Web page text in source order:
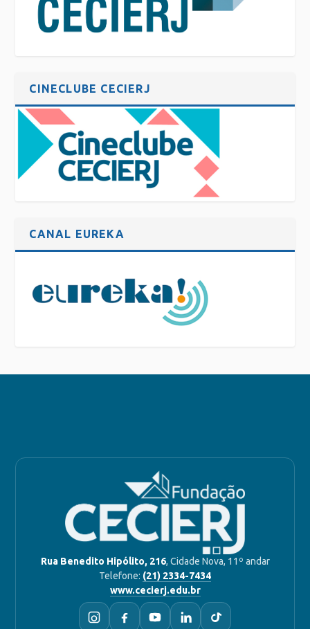
CINECLUBE CECIERJ
CANAL EUREKA
Rua Benedito Hipólito, 216, Cidade Nova, 11º andar
Telefone: (21) 2334-7434
www.cecierj.edu.br